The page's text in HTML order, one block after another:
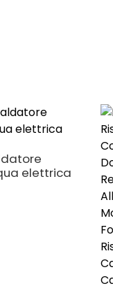
elettrica